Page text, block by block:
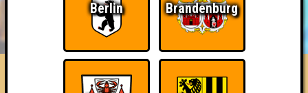
HIGHSCORE RESERVIERUNG
FAQ ÜBER UNS
Kompetenzgerangel
Berlin Brandenburg